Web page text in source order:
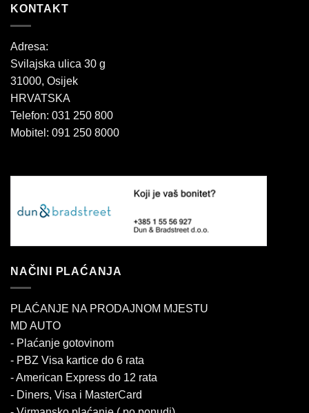
KONTAKT
Adresa:
Svilajska ulica 30 g
31000, Osijek
HRVATSKA
Telefon: 031 250 800
Mobitel: 091 250 8000
NAČINI PLAĆANJA
PLAĆANJE NA PRODAJNOM MJESTU
MD AUTO
- Plaćanje gotovinom
- PBZ Visa kartice do 6 rata
- American Express do 12 rata
- Diners, Visa i MasterCard